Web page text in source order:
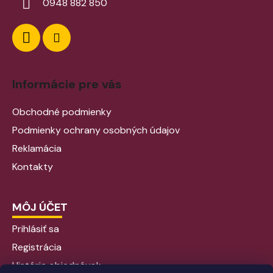
0948 882 850
Informácie pre vás
Obchodné podmienky
Podmienky ochrany osobných údajov
Reklamácia
Kontakty
MÔJ ÚČET
Prihlásiť sa
Registrácia
História objednávok